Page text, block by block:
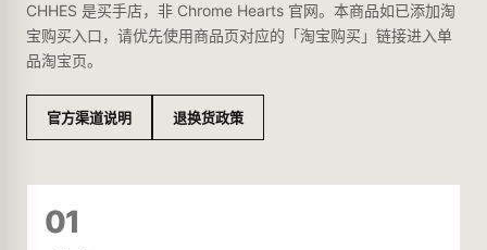
CHHES 是买手店，非 Chrome Hearts 官网。本商品如已添加淘
宝购买入口，请优先使用商品页对应的「淘宝购买」链接进入单
品淘宝页。
官方渠道说明 退换货政策
01